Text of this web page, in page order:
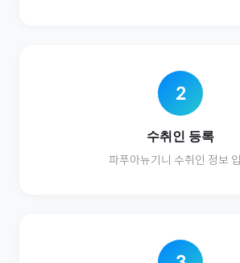
2
수취인 등록
파푸아뉴기니 수취인 정보